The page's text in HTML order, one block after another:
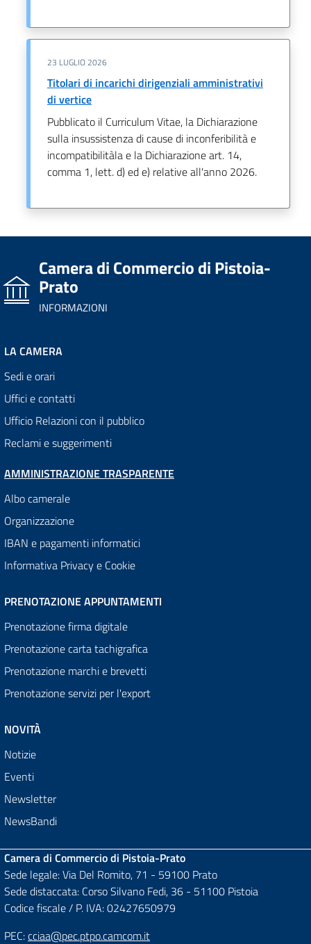
23 LUGLIO 2026
Titolari di incarichi dirigenziali amministrativi
di vertice
Pubblicato il Curriculum Vitae, la Dichiarazione
sulla insussistenza di cause di inconferibilità e
incompatibilitàla e la Dichiarazione art. 14,
comma 1, lett. d) ed e) relative all'anno 2026.
Camera di Commercio di Pistoia-
Prato
INFORMAZIONI
LA CAMERA
Sedi e orari
Uffici e contatti
Ufficio Relazioni con il pubblico
Reclami e suggerimenti
AMMINISTRAZIONE TRASPARENTE
Albo camerale
Organizzazione
IBAN e pagamenti informatici
Informativa Privacy e Cookie
PRENOTAZIONE APPUNTAMENTI
Prenotazione firma digitale
Prenotazione carta tachigrafica
Prenotazione marchi e brevetti
Prenotazione servizi per l'export
NOVITÀ
Notizie
Eventi
Newsletter
NewsBandi
Camera di Commercio di Pistoia-Prato
Sede legale: Via Del Romito, 71 - 59100 Prato
Sede distaccata: Corso Silvano Fedi, 36 - 51100 Pistoia
Codice fiscale / P. IVA: 02427650979
PEC:cciaa@pec.ptpo.camcom.it